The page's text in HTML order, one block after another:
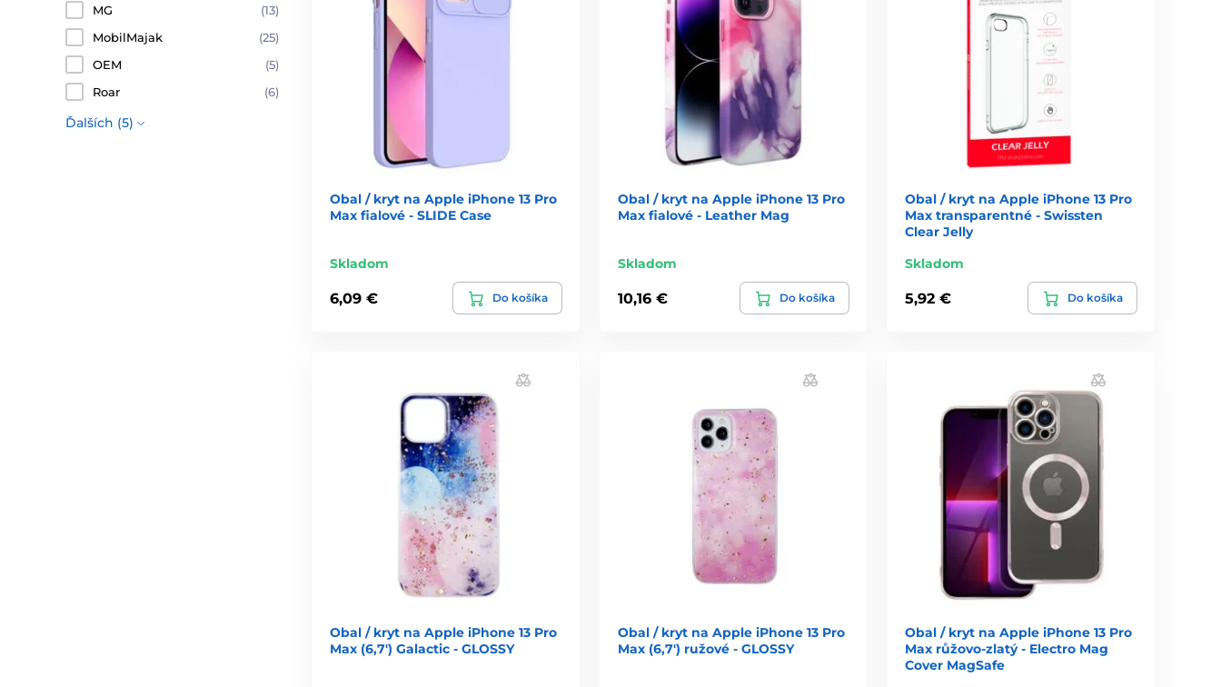
MG
(13)
MobilMajak
(25)
OEM
(5)
Roar
(6)
Ďalších (5)
Obal / kryt na Apple iPhone 13 Pro
Max fialové - SLIDE Case
Skladom
6,09 € Do košíka
Obal / kryt na Apple iPhone 13 Pro
Max fialové - Leather Mag
Skladom
10,16 € Do košíka
Obal / kryt na Apple iPhone 13 Pro
Max transparentné - Swissten
Clear Jelly
Skladom
5,92 € Do košíka
Obal / kryt na Apple iPhone 13 Pro
Max (6,7') Galactic - GLOSSY
Obal / kryt na Apple iPhone 13 Pro
Max (6,7') ružové - GLOSSY
Obal / kryt na Apple iPhone 13 Pro
Max růžovo-zlatý - Electro Mag
Cover MagSafe